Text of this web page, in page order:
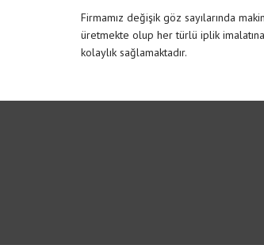
Firmamız değişik göz sayılarında
üretmekte olup her türlü iplik imalatına
kolaylık sağlamaktadır.